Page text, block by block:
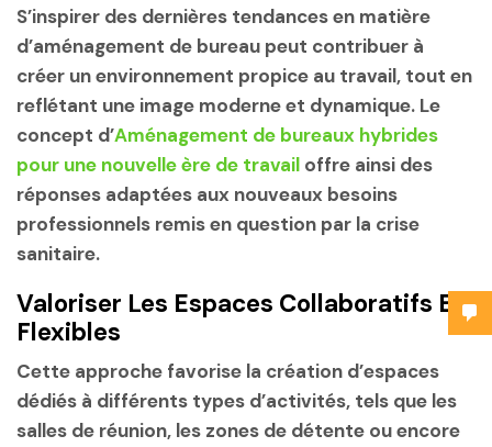
S’inspirer des dernières tendances en matière
d’aménagement de bureau peut contribuer à
créer un environnement propice au travail, tout en
reflétant une image moderne et dynamique. Le
concept d’Aménagement de bureaux hybrides
pour une nouvelle ère de travail offre ainsi des
réponses adaptées aux nouveaux besoins
professionnels remis en question par la crise
sanitaire.
Valoriser Les Espaces Collaboratifs Et
Flexibles
Cette approche favorise la création d’espaces
dédiés à différents types d’activités, tels que les
salles de réunion, les zones de détente ou encore